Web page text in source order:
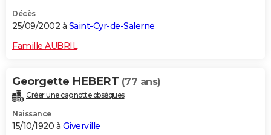
Décès
25/09/2002 à Saint-Cyr-de-Salerne
Famille AUBRIL
Georgette HEBERT (77 ans)
Créer une cagnotte obsèques
Naissance
15/10/1920 à Giverville